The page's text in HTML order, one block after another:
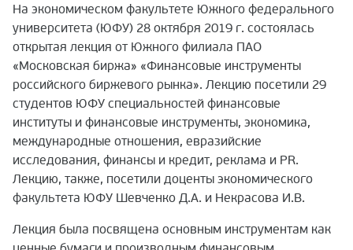
На экономическом факультете Южного федерального
университета (ЮФУ) 28 октября 2019 г. состоялась
открытая лекция от Южного филиала ПАО
«Московская биржа» «Финансовые инструменты
российского биржевого рынка». Лекцию посетили 29
студентов ЮФУ специальностей финансовые
институты и финансовые инструменты, экономика,
международные отношения, евразийские
исследования, финансы и кредит, реклама и PR.
Лекцию, также, посетили доценты экономического
факультета ЮФУ Шевченко Д.А. и Некрасова И.В.
Лекция была посвящена основным инструментам как